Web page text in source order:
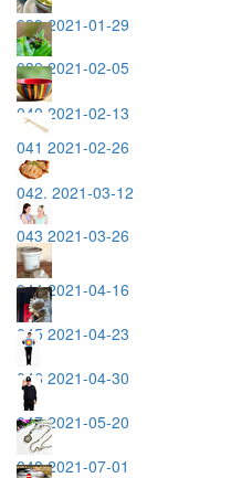
038 2021-01-29
039 2021-02-05
040 2021-02-13
041 2021-02-26
042. 2021-03-12
043 2021-03-26
044 2021-04-16
045 2021-04-23
046 2021-04-30
047 2021-05-20
048 2021-07-01